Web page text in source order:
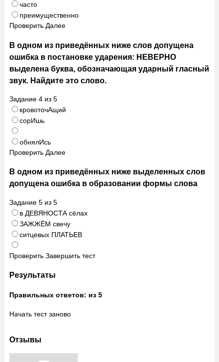
часто
преимущественно
Проверить Далее
В одном из приведённых ниже слов допущена
ошибка в постановке ударения: НЕВЕРНО
выделена буква, обозначающая ударный гласный
звук. Найдите это слово.
Задание 4из 5
кровоточАщий
сорИшь
обнялИсь
Проверить Далее
В одном из приведённых ниже выделенных слов
допущена ошибка в образовании формы слова
Задание 5из 5
в ДЕВЯНОСТА сёлах
ЗАЖЖЁМ свечу
ситцевых ПЛАТЬЕВ
Проверить Завершить тест
Результаты
Правильных ответов: из 5
Начать тест заново
Отзывы